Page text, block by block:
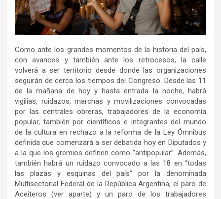
Como ante los grandes momentos de la historia del país,
con avances y también ante los retrocesos, la calle
volverá a ser territorio desde donde las organizaciones
seguirán de cerca los tiempos del Congreso. Desde las 11
de la mañana de hoy y hasta entrada la noche, habrá
vigilias, ruidazos, marchas y movilizaciones convocadas
por las centrales obreras, trabajadores de la economía
popular, también por científicos e integrantes del mundo
de la cultura en rechazo a la reforma de la Ley Ómnibus
definida que comenzará a ser debatida hoy en Diputados y
a la que los gremios definen como “antipopular”. Además,
también habrá un ruidazo convocado a las 18 en “todas
las plazas y esquinas del país” por la denominada
Multisectorial Federal de la República Argentina, el paro de
Aceiteros (ver aparte) y un paro de los trabajadores